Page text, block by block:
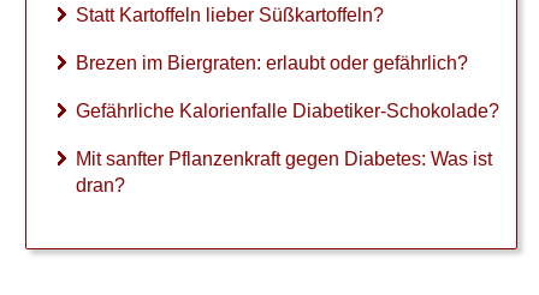
Statt Kartoffeln lieber Süßkartoffeln?
Brezen im Biergraten: erlaubt oder gefährlich?
Gefährliche Kalorienfalle Diabetiker-Schokolade?
Mit sanfter Pflanzenkraft gegen Diabetes: Was ist
dran?
n
y
r
t
e
S